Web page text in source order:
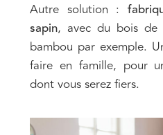
Autre solution :
sapin, avec du bois de
bambou par exemple.
faire en famille, pour
dont vous serez fiers.